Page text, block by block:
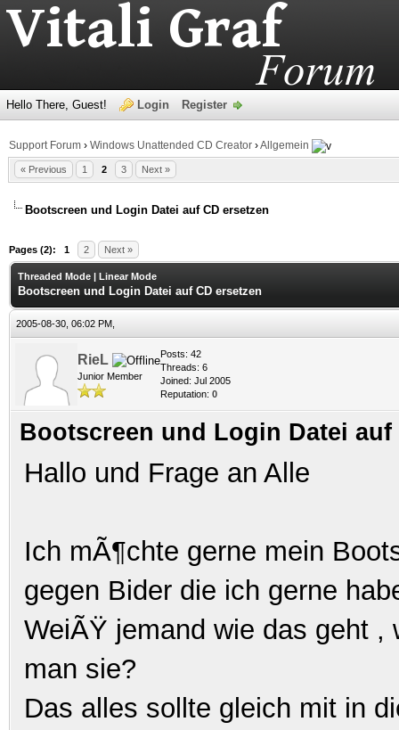
Hello There, Guest! Login Register
Support Forum › Windows Unattended CD Creator ›Allgemein
« Previous 1 2 3 Next »
Bootscreen und Login Datei auf CD ersetzen
Pages (2): 1 2 Next »
Threaded Mode | Linear Mode
Bootscreen und Login Datei auf CD ersetzen
2005-08-30, 06:02 PM,
RieL
Junior Member
Posts: 42
Threads: 6
Joined: Jul 2005
Reputation: 0
Bootscreen und Login Datei auf
Hallo und Frage an Alle
Ich mÃ¶chte gerne mein
gegen Bider die ich gerne
WeiÃŸ jemand wie das geht ,
man sie?
Das alles sollte gleich mit in